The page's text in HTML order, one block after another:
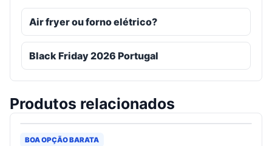
Air fryer ou forno elétrico?
Black Friday 2026 Portugal
Produtos relacionados
BOA OPÇÃO BARATA